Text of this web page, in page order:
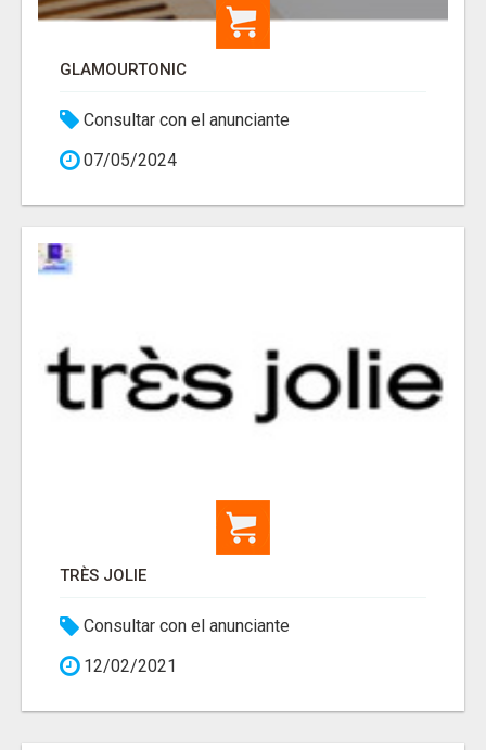
GLAMOURTONIC
Consultar con el anunciante
07/05/2024
TRÈS JOLIE
Consultar con el anunciante
12/02/2021